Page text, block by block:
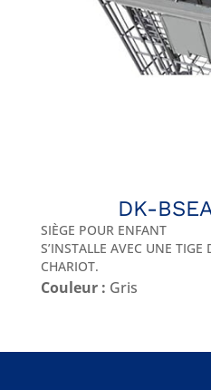
DK-
SIÈGE POUR ENFANT
S’INSTALLE AVEC UNE TIGE
CHARIOT.
Couleur : Gris